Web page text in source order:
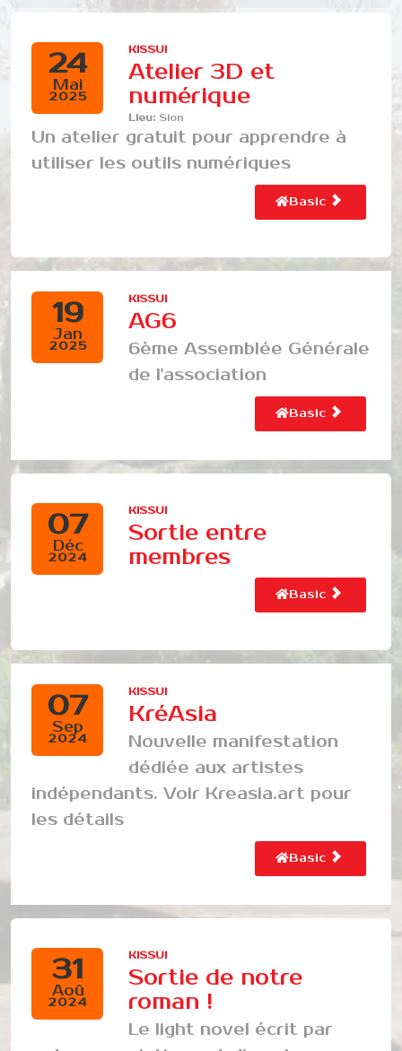
24
Mai
2025
KISSUI
Atelier 3D et
numérique
Lieu: Sion
Un atelier gratuit pour apprendre à
utiliser les outils numériques
Basic
19
Jan
2025
KISSUI
AG6
6ème Assemblée Générale
de l'association
Basic
07
Déc
2024
KISSUI
Sortie entre
membres
Basic
07
Sep
2024
KISSUI
KréAsia
Nouvelle manifestation
dédiée aux artistes
indépendants. Voir Kreasia.art pour
les détails
Basic
31
Aoû
2024
KISSUI
Sortie de notre
roman !
Le light novel écrit par